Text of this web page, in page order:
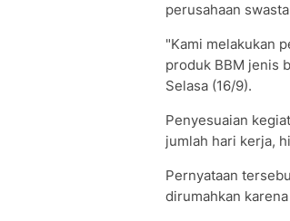
perusahaan
"Kami melakukan
produk BBM jenis
Selasa (16/9).
Penyesuaian
jumlah hari kerja,
Pernyataan
dirumahkan